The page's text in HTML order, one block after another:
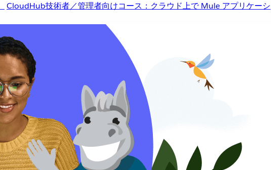
CloudHub技術者／管理者向けコース：クラウド上で Mule アプリケーシ